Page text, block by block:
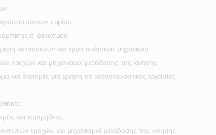
κτιρίου
ή ψεκασμού
κατασκευών και έργα πολιτικού μηχανικού
τροχών και μηχανισμοί μετάδοσης της κίνησης
και διατομές για χρήση σε κατασκευαστικές εργασίες
και προμήθειες
τροχών και μηχανισμοί μετάδοσης της κίνησης